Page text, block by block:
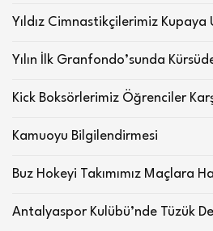
Yıldız Cimnastikçilerimiz Kupaya
Yılın İlk Granfondo’sunda
Kick Boksörlerimiz Öğrenciler
Kamuoyu Bilgilendirmesi
Buz Hokeyi Takımımız Maçlara
Antalyaspor Kulübü’nde Tüzük